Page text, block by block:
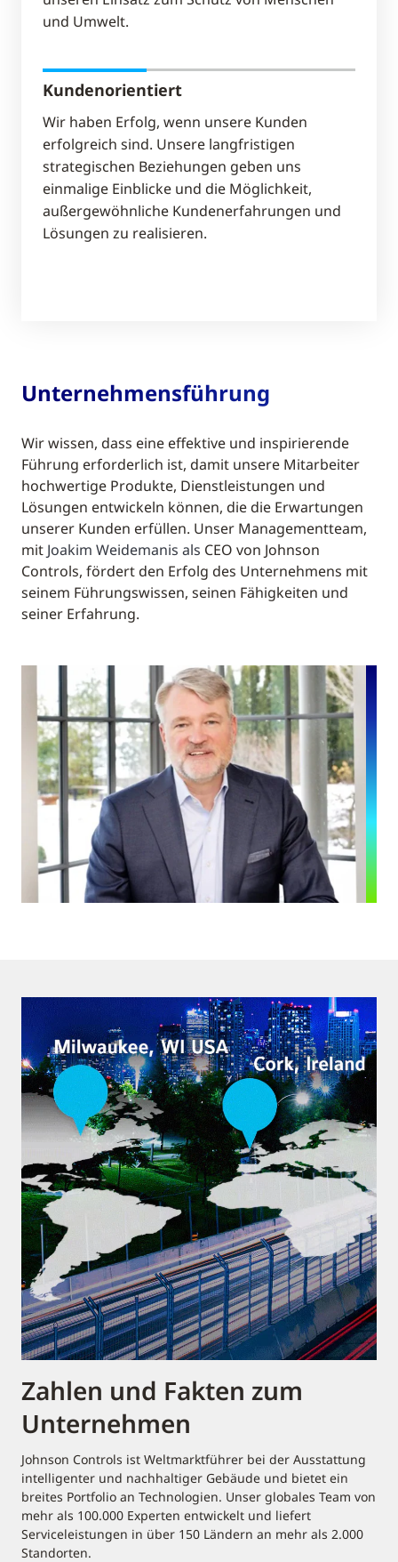
und Umwelt.
Kundenorientiert
Wir haben Erfolg, wenn unsere Kunden
erfolgreich sind. Unsere langfristigen
strategischen Beziehungen geben uns
einmalige Einblicke und die Möglichkeit,
außergewöhnliche Kundenerfahrungen und
Lösungen zu realisieren.
Unternehmensführung
Wir wissen, dass eine effektive und inspirierende
Führung erforderlich ist, damit unsere Mitarbeiter
hochwertige Produkte, Dienstleistungen und
Lösungen entwickeln können, die die Erwartungen
unserer Kunden erfüllen. Unser Managementteam,
mit Joakim Weidemanis als CEO von Johnson
Controls, fördert den Erfolg des Unternehmens mit
seinem Führungswissen, seinen Fähigkeiten und
seiner Erfahrung.
Zahlen und Fakten zum
Unternehmen
Johnson Controls ist Weltmarktführer bei der Ausstattung
intelligenter und nachhaltiger Gebäude und bietet ein
breites Portfolio an Technologien. Unser globales Team von
mehr als 100.000 Experten entwickelt und liefert
Serviceleistungen in über 150 Ländern an mehr als 2.000
Standorten.